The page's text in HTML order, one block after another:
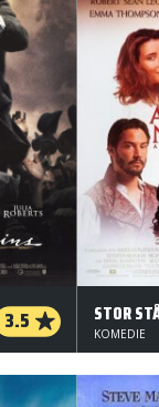
3.5 KOMEDIE